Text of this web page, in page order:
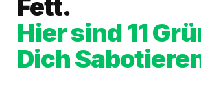
Fett.
Hier sind 11
Dich